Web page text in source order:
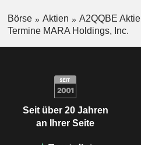
Börse Aktien
A2QQBE Aktie
Termine MARA Holdings, Inc.
Seit über 20 Jahren
an Ihrer Seite